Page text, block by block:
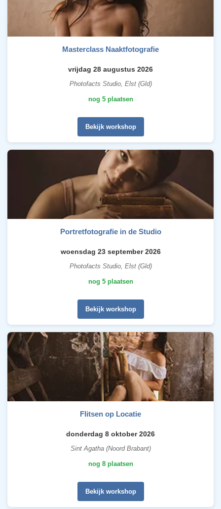
Masterclass Naaktfotografie
vrijdag 28 augustus 2026
Photofacts Studio, Elst (Gld)
nog 5 plaatsen
Bekijk workshop
Portretfotografie in de Studio
woensdag 23 september 2026
Photofacts Studio, Elst (Gld)
nog 5 plaatsen
Bekijk workshop
Flitsen op Locatie
donderdag 8 oktober 2026
Sint Agatha (Noord Brabant)
nog 8 plaatsen
Bekijk workshop